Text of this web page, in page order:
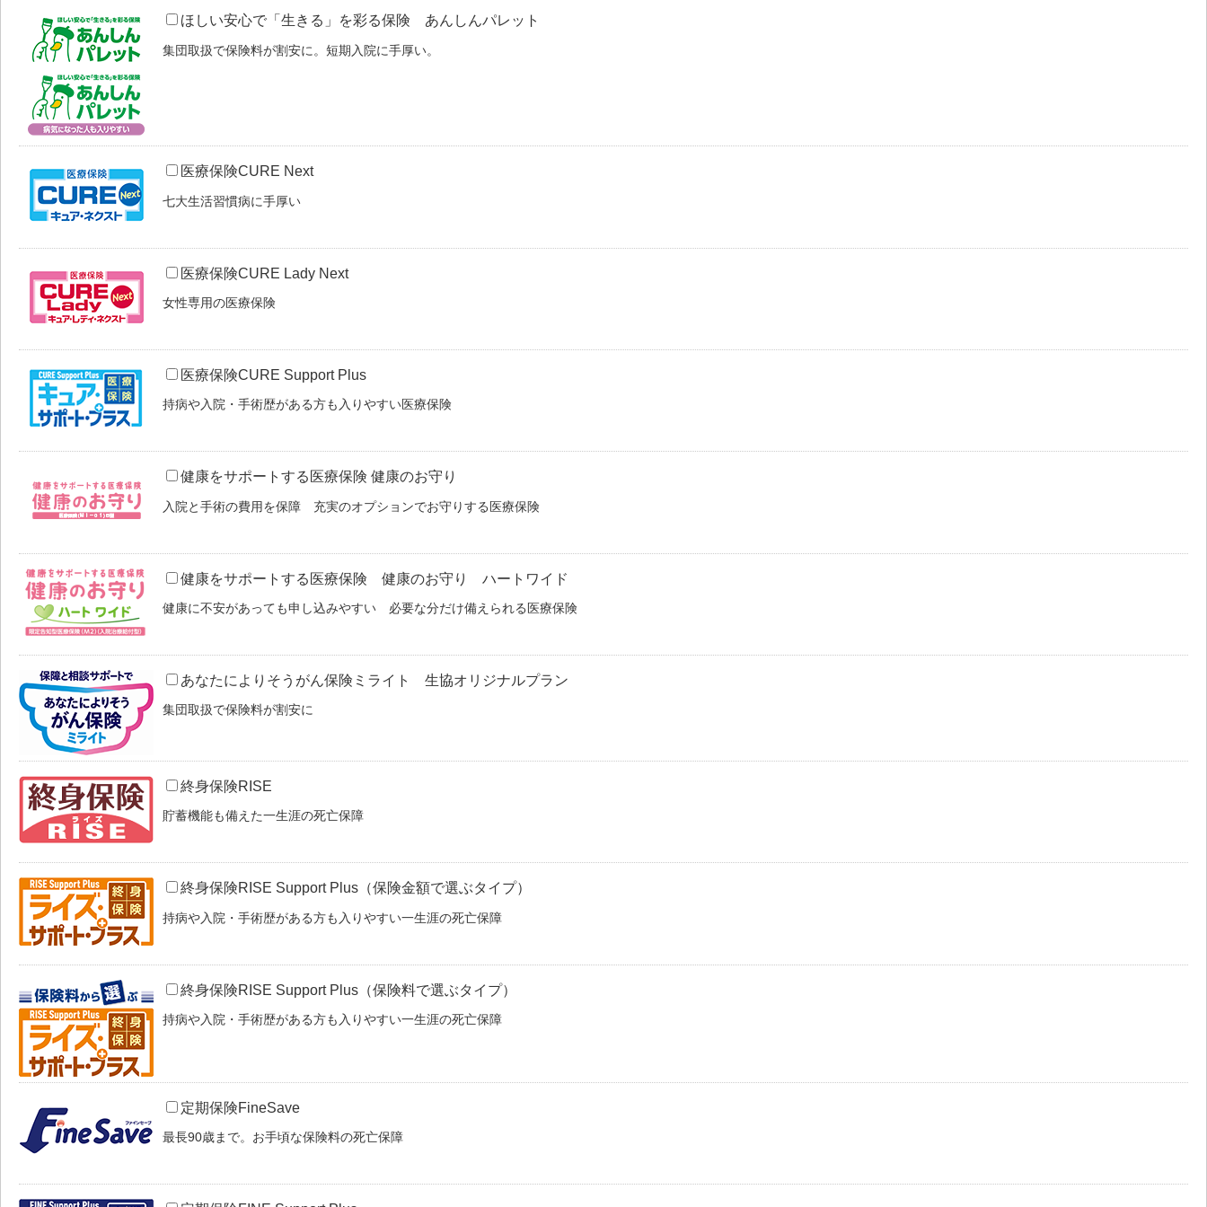
ほしい安心で「生きる」を彩る保険 あんしんパレット
集団取扱で保険料が割安に。短期入院に手厚い。
医療保険CURE Next
七大生活習慣病に手厚い
医療保険CURE Lady Next
女性専用の医療保険
医療保険CURE Support Plus
持病や入院・手術歴がある方も入りやすい医療保険
健康をサポートする医療保険 健康のお守り
入院と手術の費用を保障 充実のオプションでお守りする医療保険
健康をサポートする医療保険 健康のお守り ハートワイド
健康に不安があっても申し込みやすい 必要な分だけ備えられる医療保険
あなたによりそうがん保険ミライト 生協オリジナルプラン
集団取扱で保険料が割安に
終身保険RISE
貯蓄機能も備えた一生涯の死亡保障
終身保険RISE Support Plus（保険金額で選ぶタイプ）
持病や入院・手術歴がある方も入りやすい一生涯の死亡保障
終身保険RISE Support Plus（保険料で選ぶタイプ）
持病や入院・手術歴がある方も入りやすい一生涯の死亡保障
定期保険FineSave
最長90歳まで。お手頃な保険料の死亡保障